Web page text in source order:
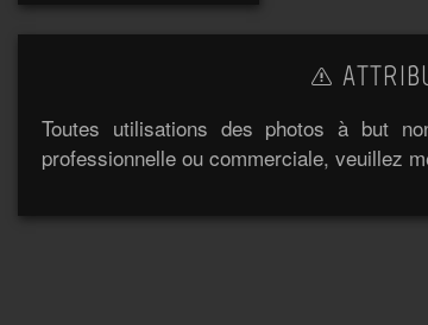
Toutes utilisations des photos à but
professionnelle ou commerciale, veuillez